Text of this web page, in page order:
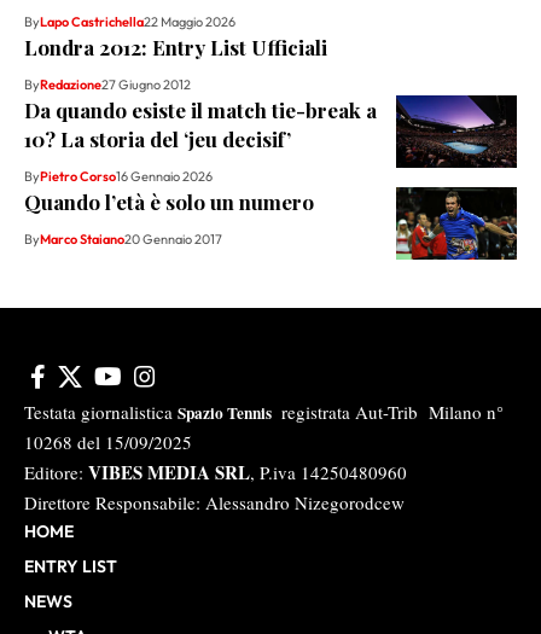
ByLapo Castrichella22 Maggio 2026
Londra 2012: Entry List Ufficiali
ByRedazione27 Giugno 2012
Da quando esiste il match tie-break a
10? La storia del ‘jeu decisif’
ByPietro Corso16 Gennaio 2026
Quando l’età è solo un numero
ByMarco Staiano20 Gennaio 2017
Testata giornalistica Spazio Tennis registrata Aut-Trib Milano n°
10268 del 15/09/2025
Editore: VIBES MEDIA SRL, P.iva 14250480960
Direttore Responsabile: Alessandro Nizegorodcew
HOME
ENTRY LIST
NEWS